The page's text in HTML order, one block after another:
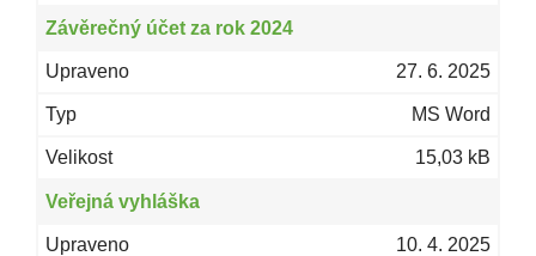
Závěrečný účet za rok 2024
27. 6. 2025
MS Word
15,03 kB
Veřejná vyhláška
10. 4. 2025